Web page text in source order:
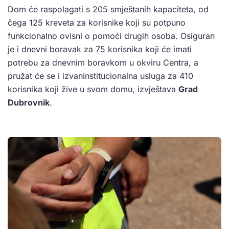
Dom će raspolagati s 205 smještanih kapaciteta, od
čega 125 kreveta za korisnike koji su potpuno
funkcionalno ovisni o pomoći drugih osoba. Osiguran
je i dnevni boravak za 75 korisnika koji će imati
potrebu za dnevnim boravkom u okviru Centra, a
pružat će se i izvaninstitucionalna usluga za 410
korisnika koji žive u svom domu, izvještava Grad
Dubrovnik.